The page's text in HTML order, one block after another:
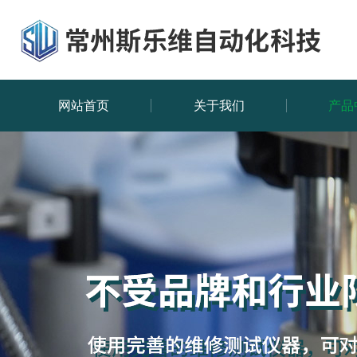
网站首页 关于我们 产品